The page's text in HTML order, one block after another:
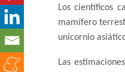
Los científicos
mamífero
unicornio
Las